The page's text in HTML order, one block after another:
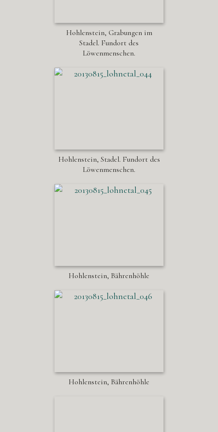
Hohlenstein, Grabungen im
Stadel. Fundort des
Löwenmenschen.
Hohlenstein, Stadel. Fundort des
Löwenmenschen.
Hohlenstein, Bährenhöhle
Hohlenstein, Bährenhöhle